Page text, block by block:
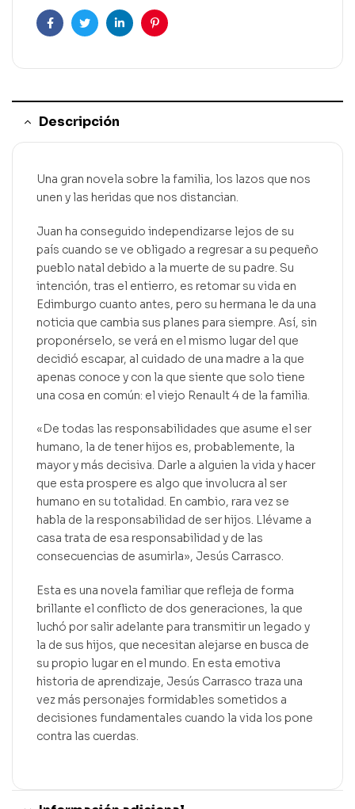
FacebookGorjeoLinkedInPinterest
Descripción
Una gran novela sobre la familia, los lazos que nos
unen y las heridas que nos distancian.
Juan ha conseguido independizarse lejos de su
país cuando se ve obligado a regresar a su pequeño
pueblo natal debido a la muerte de su padre. Su
intención, tras el entierro, es retomar su vida en
Edimburgo cuanto antes, pero su hermana le da una
noticia que cambia sus planes para siempre. Así, sin
proponérselo, se verá en el mismo lugar del que
decidió escapar, al cuidado de una madre a la que
apenas conoce y con la que siente que solo tiene
una cosa en común: el viejo Renault 4 de la familia.
«De todas las responsabilidades que asume el ser
humano, la de tener hijos es, probablemente, la
mayor y más decisiva. Darle a alguien la vida y hacer
que esta prospere es algo que involucra al ser
humano en su totalidad. En cambio, rara vez se
habla de la responsabilidad de ser hijos. Llévame a
casa trata de esa responsabilidad y de las
consecuencias de asumirla», Jesús Carrasco.
Esta es una novela familiar que refleja de forma
brillante el conflicto de dos generaciones, la que
luchó por salir adelante para transmitir un legado y
la de sus hijos, que necesitan alejarse en busca de
su propio lugar en el mundo. En esta emotiva
historia de aprendizaje, Jesús Carrasco traza una
vez más personajes formidables sometidos a
decisiones fundamentales cuando la vida los pone
contra las cuerdas.